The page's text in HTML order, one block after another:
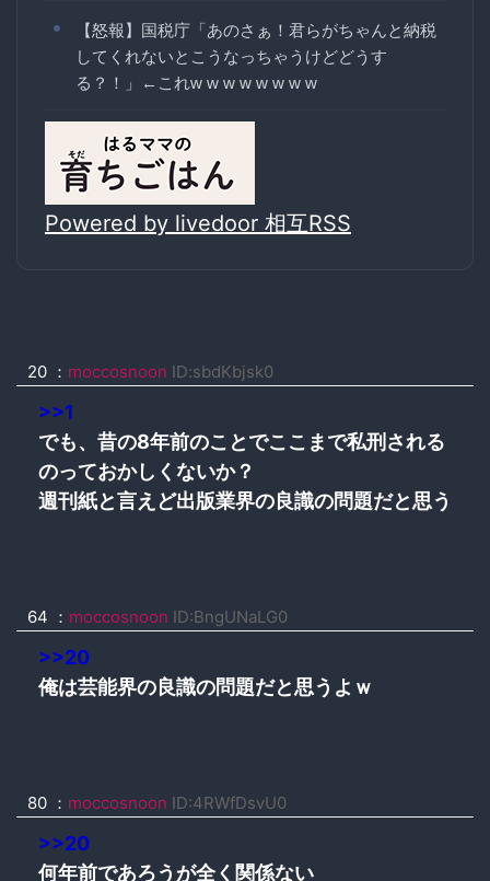
【怒報】国税庁「あのさぁ！君らがちゃんと納税
してくれないとこうなっちゃうけどどうす
る？！」←これw w w w w w w w
Powered by livedoor 相互RSS
20 ： moccosnoon ID:sbdKbjsk0
>>1
でも、昔の8年前のことでここまで私刑される
のっておかしくないか？
週刊紙と言えど出版業界の良識の問題だと思う
64 ： moccosnoon ID:BngUNaLG0
>>20
俺は芸能界の良識の問題だと思うよｗ
80 ： moccosnoon ID:4RWfDsvU0
>>20
何年前であろうが全く関係ない